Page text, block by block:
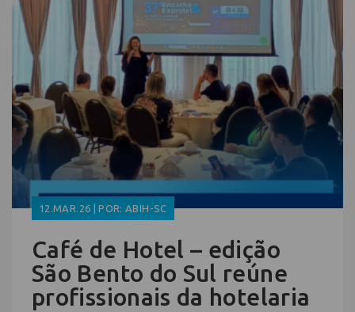
12.MAR.26 | POR: ABIH-SC
Café de Hotel – edição
São Bento do Sul reúne
profissionais da hotelaria